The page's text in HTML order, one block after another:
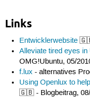
Links
Entwicklerwebsite
Alleviate tired eyes
OMG!Ubuntu, 05/
f.lux - alternatives
Using Openlux to
🇬🇧 - Blogbeitrag,